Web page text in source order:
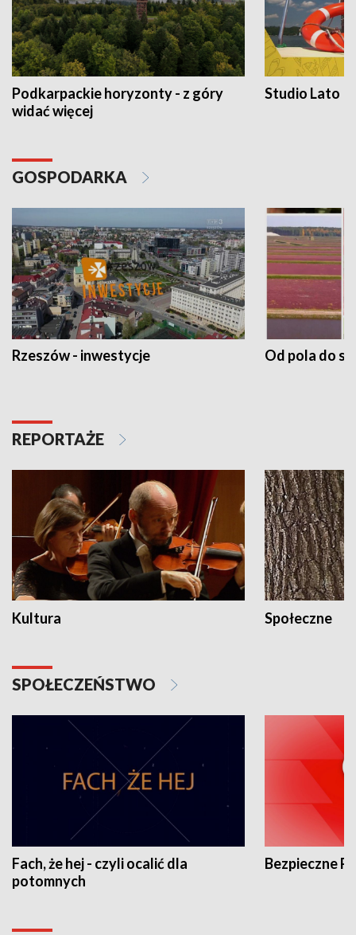
Podkarpackie horyzonty - z góry
widać więcej
Studio Lato
GOSPODARKA
Rzeszów - inwestycje Od pola do
REPORTAŻE
Kultura Społeczne
SPOŁECZEŃSTWO
Fach, że hej - czyli ocalić dla
potomnych
Bezpieczne